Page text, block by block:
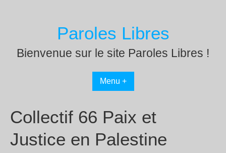
Paroles Libres
Bienvenue sur le site Paroles Libres !
Menu +
Collectif 66 Paix et
Justice en Palestine